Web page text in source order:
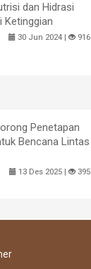
dan Hidrasi
Ketinggian
30 Jun 2024 | 916
Penetapan
Bencana Lintas
13 Des 2025 | 395